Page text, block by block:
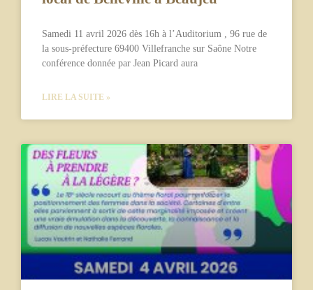
Samedi 11 avril 2026 dès 16h à l’Auditorium , 96 rue de
la sous-préfecture 69400 Villefranche sur Saône Notre
conférence donnée par Jean Picard aura
LIRE LA SUITE »